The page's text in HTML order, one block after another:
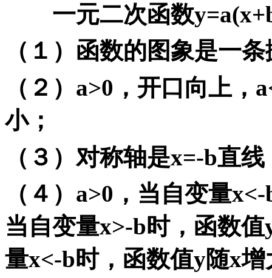
一元二次函数
（１）函数的图象是一
（２） a>0 ，开口向上，
小；
（３）对称轴是x=-b直线
（４） a>0 ，当自变量x<-
当自变量x>-b时，函数值
量x<-b时，函数值y随x增